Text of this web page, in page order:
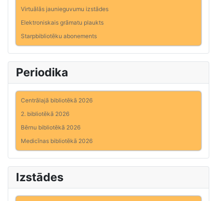
Virtuālās jaunieguvumu izstādes
Elektroniskais grāmatu plaukts
Starpbibliotēku abonements
Periodika
Centrālajā bibliotēkā 2026
2. bibliotēkā 2026
Bērnu bibliotēkā 2026
Medicīnas bibliotēkā 2026
Izstādes